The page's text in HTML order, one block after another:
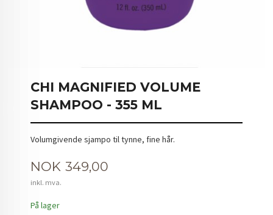
CHI MAGNIFIED VOLUME
SHAMPOO - 355 ML
Volumgivende sjampo til tynne, fine hår.
Pris
NOK 349,00
inkl. mva.
På lager